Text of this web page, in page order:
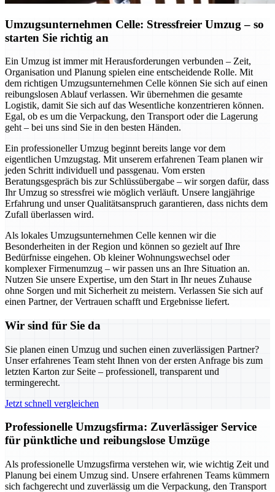
Umzugsunternehmen Celle: Stressfreier Umzug – so
starten Sie richtig an
Ein Umzug ist immer mit Herausforderungen verbunden – Zeit,
Organisation und Planung spielen eine entscheidende Rolle. Mit
dem richtigen Umzugsunternehmen Celle können Sie sich auf einen
reibungslosen Ablauf verlassen. Wir übernehmen die gesamte
Logistik, damit Sie sich auf das Wesentliche konzentrieren können.
Egal, ob es um die Verpackung, den Transport oder die Lagerung
geht – bei uns sind Sie in den besten Händen.
Ein professioneller Umzug beginnt bereits lange vor dem
eigentlichen Umzugstag. Mit unserem erfahrenen Team planen wir
jeden Schritt individuell und passgenau. Vom ersten
Beratungsgespräch bis zur Schlüssübergabe – wir sorgen dafür, dass
Ihr Umzug so stressfrei wie möglich verläuft. Unsere langjährige
Erfahrung und unser Qualitätsanspruch garantieren, dass nichts dem
Zufall überlassen wird.
Als lokales Umzugsunternehmen Celle kennen wir die
Besonderheiten in der Region und können so gezielt auf Ihre
Bedürfnisse eingehen. Ob kleiner Wohnungswechsel oder
komplexer Firmenumzug – wir passen uns an Ihre Situation an.
Nutzen Sie unsere Expertise, um den Start in Ihr neues Zuhause
ohne Sorgen und mit Sicherheit zu meistern. Verlassen Sie sich auf
einen Partner, der Vertrauen schafft und Ergebnisse liefert.
Wir sind für Sie da
Sie planen einen Umzug und suchen einen zuverlässigen Partner?
Unser erfahrenes Team steht Ihnen von der ersten Anfrage bis zum
letzten Karton zur Seite – professionell, transparent und
termingerecht.
Jetzt schnell vergleichen
Professionelle Umzugsfirma: Zuverlässiger Service
für pünktliche und reibungslose Umzüge
Als professionelle Umzugsfirma verstehen wir, wie wichtig Zeit und
Planung bei einem Umzug sind. Unsere erfahrenen Teams kümmern
sich fachgerecht und zuverlässig um die Verpackung, den Transport